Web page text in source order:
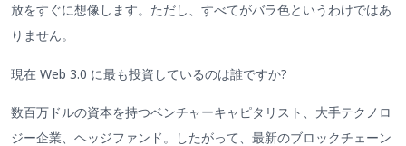
放をすぐに想像します。ただし、すべてがバラ色というわけではあ
りません。
現在 Web 3.0 に最も投資しているのは誰ですか?
数百万ドルの資本を持つベンチャーキャピタリスト、大手テクノロ
ジー企業、ヘッジファンド。したがって、最新のブロックチェーン